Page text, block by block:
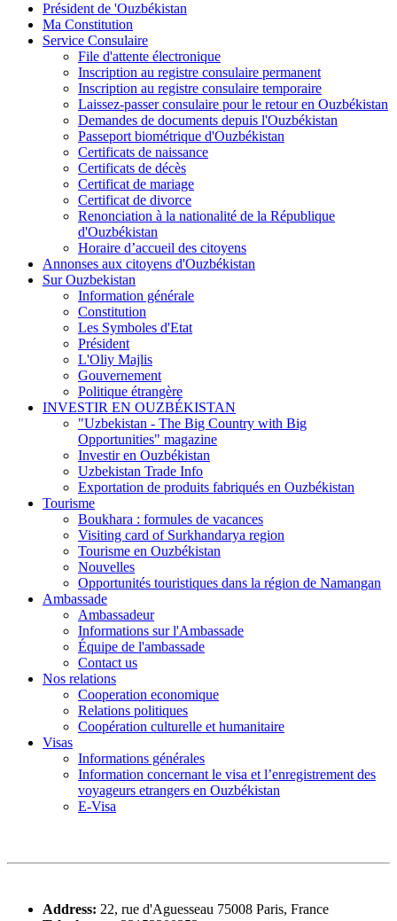
Président de 'Ouzbékistan
Ma Constitution
Service Consulaire
File d'attente électronique
Inscription au registre consulaire permanent
Inscription au registre consulaire temporaire
Laissez-passer consulaire pour le retour en Ouzbékistan
Demandes de documents depuis l'Ouzbékistan
Passeport biométrique d'Ouzbékistan
Certificats de naissance
Certificats de décès
Certificat de mariage
Certificat de divorce
Renonciation à la nationalité de la République
d'Ouzbékistan
Horaire d’accueil des citoyens
Annonses aux citoyens d'Ouzbékistan
Sur Ouzbekistan
Information générale
Constitution
Les Symboles d'Etat
Président
L'Oliy Majlis
Gouvernement
Politique étrangère
INVESTIR EN OUZBÉKISTAN
"Uzbekistan - The Big Country with Big
Opportunities" magazine
Investir en Ouzbékistan
Uzbekistan Trade Info
Exportation de produits fabriqués en Ouzbékistan
Tourisme
Boukhara : formules de vacances
Visiting card of Surkhandarya region
Tourisme en Ouzbékistan
Nouvelles
Opportunités touristiques dans la région de Namangan
Ambassade
Ambassadeur
Informations sur l'Ambassade
Équipe de l'ambassade
Contact us
Nos relations
Cooperation economique
Relations politiques
Coopération culturelle et humanitaire
Visas
Informations générales
Information concernant le visa et l’enregistrement des
voyageurs etrangers en Ouzbékistan
E-Visa
Address: 22, rue d'Aguesseau 75008 Paris, France